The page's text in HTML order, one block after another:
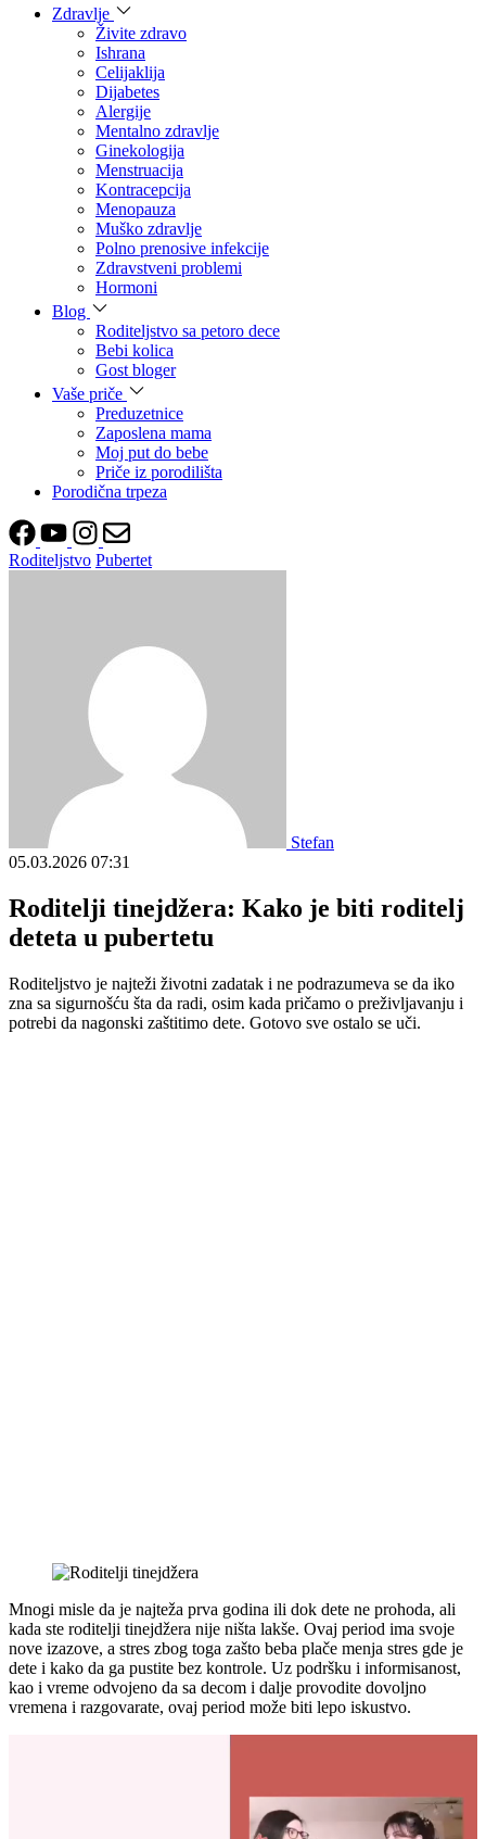
Zdravlje
Živite zdravo
Ishrana
Celijaklija
Dijabetes
Alergije
Mentalno zdravlje
Ginekologija
Menstruacija
Kontracepcija
Menopauza
Muško zdravlje
Polno prenosive infekcije
Zdravstveni problemi
Hormoni
Blog
Roditeljstvo sa petoro dece
Bebi kolica
Gost bloger
Vaše priče
Preduzetnice
Zaposlena mama
Moj put do bebe
Priče iz porodilišta
Porodična trpeza
Roditeljstvo Pubertet
Stefan
05.03.2026 07:31
Roditelji tinejdžera: Kako je biti roditelj
deteta u pubertetu
Roditeljstvo je najteži životni zadatak i ne podrazumeva se da iko
zna sa sigurnošću šta da radi, osim kada pričamo o preživljavanju i
potrebi da nagonski zaštitimo dete. Gotovo sve ostalo se uči.
Mnogi misle da je najteža prva godina ili dok dete ne prohoda, ali
kada ste roditelji tinejdžera nije ništa lakše. Ovaj period ima svoje
nove izazove, a stres zbog toga zašto beba plače menja stres gde je
dete i kako da ga pustite bez kontrole. Uz podršku i informisanost,
kao i vreme odvojeno da sa decom i dalje provodite dovoljno
vremena i razgovarate, ovaj period može biti lepo iskustvo.